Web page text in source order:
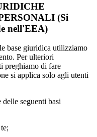
(Si
nell'EEA)
base giuridica utilizziamo
Per ulteriori
preghiamo di fare
si applica solo agli utenti
seguenti basi